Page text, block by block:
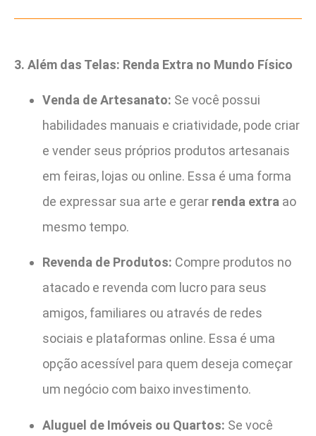
3. Além das Telas: Renda Extra no Mundo Físico
Venda de Artesanato: Se você possui
habilidades manuais e criatividade, pode criar
e vender seus próprios produtos artesanais
em feiras, lojas ou online. Essa é uma forma
de expressar sua arte e gerar renda extra ao
mesmo tempo.
Revenda de Produtos: Compre produtos no
atacado e revenda com lucro para seus
amigos, familiares ou através de redes
sociais e plataformas online. Essa é uma
opção acessível para quem deseja começar
um negócio com baixo investimento.
Aluguel de Imóveis ou Quartos: Se você